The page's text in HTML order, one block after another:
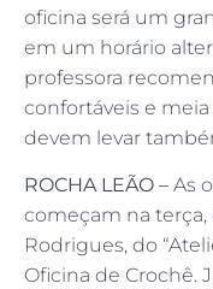
oficina será um
em um horário
professora
confortáveis e
devem levar
ROCHA LEÃO – As
começam na terça,
Rodrigues, do
Oficina de Crochê.